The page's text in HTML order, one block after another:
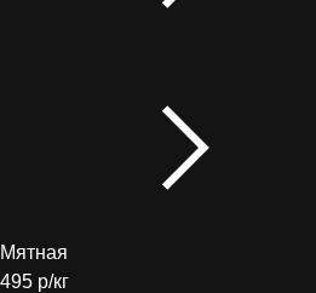
Мятная
495 р/кг